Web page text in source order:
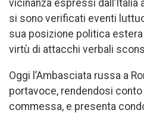
vicinanza espressi dall’Italia
si sono verificati eventi
sua posizione politica
virtù di attacchi verbali
Oggi l’Ambasciata russa a
portavoce, rendendosi
commessa, e presenta